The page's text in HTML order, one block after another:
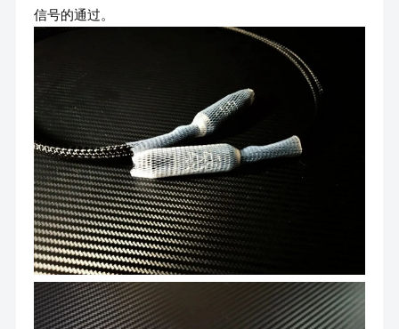
信号的通过。